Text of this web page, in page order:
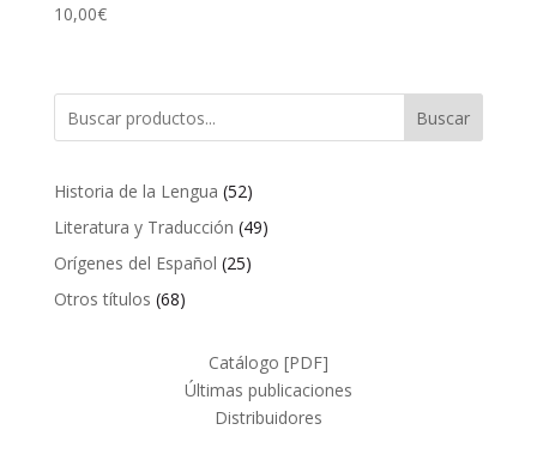
10,00€
Buscar
Historia de la Lengua 5252
productos
Literatura y Traducción 4949
Orígenes del Español 2525
Otros títulos 6868
Catálogo [PDF]
Últimas publicaciones
Distribuidores